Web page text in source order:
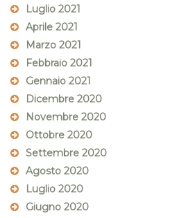
Luglio 2021
Aprile 2021
Marzo 2021
Febbraio 2021
Gennaio 2021
Dicembre 2020
Novembre 2020
Ottobre 2020
Settembre 2020
Agosto 2020
Luglio 2020
Giugno 2020